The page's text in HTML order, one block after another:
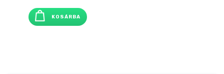
KOSÁRBA